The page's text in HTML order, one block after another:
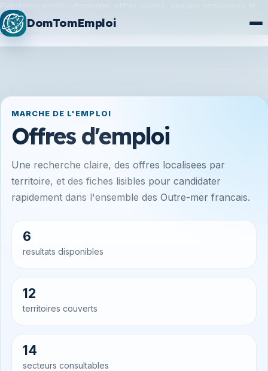
Plateforme emploi ultramarine, offres locales, annuaire employeurs et
synchronisation France Travail / Alternance.
Plan du siteFormations
DomTomEmploi
MARCHE DE L'EMPLOI
Offres d'emploi
Une recherche claire, des offres localisees par
territoire, et des fiches lisibles pour candidater
rapidement dans l'ensemble des Outre-mer francais.
6
resultats disponibles
12
territoires couverts
14
secteurs consultables